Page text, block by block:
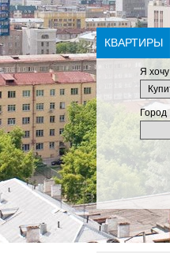
КВАРТИРЫ
Я хочу
Город